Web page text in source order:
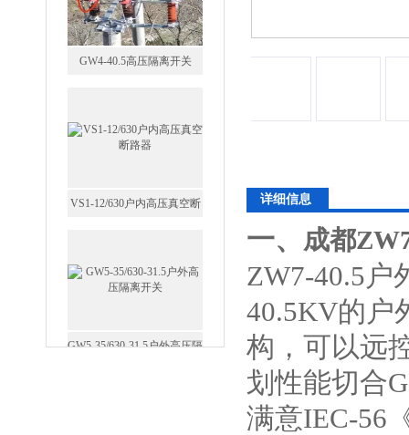
GW4-40.5高压隔离开关
详细信息
一、 成都
ZW7-40.5户
40.5KV的户
构，可以远
划性能切合
满意IEC-56